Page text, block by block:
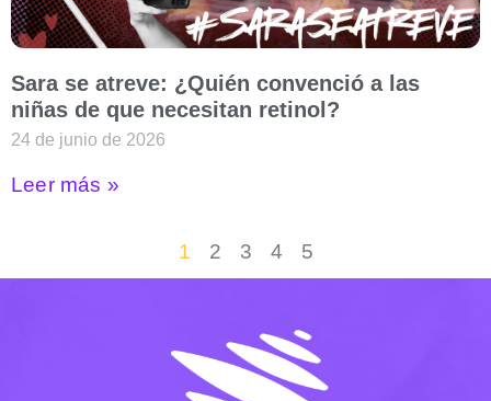
Sara se atreve: ¿Quién convenció a las
niñas de que necesitan retinol?
24 de junio de 2026
Leer más »
1 2 3 4 5